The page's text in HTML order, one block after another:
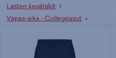
Lasten kesätakit
Vapaa-aika - Collegeasut